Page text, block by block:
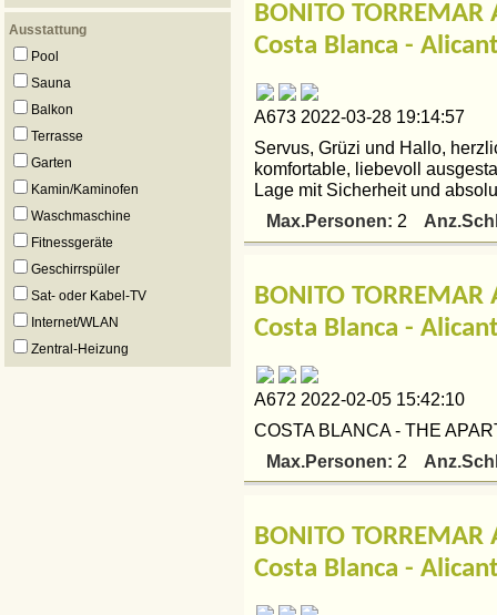
Ausstattung
Pool
Sauna
Balkon
Terrasse
Garten
Kamin/Kaminofen
Waschmaschine
Fitnessgeräte
Geschirrspüler
Sat- oder Kabel-TV
Internet/WLAN
Zentral-Heizung
BONITO
Costa Blanca -
A673 2022-03-28 19:14:57
Servus, Grüzi und Hallo,
komfortable, liebevoll
Lage mit Sicherheit und
Max.Personen: 2
BONITO
Costa Blanca -
A672 2022-02-05 15:42:10
COSTA BLANCA - THE
Max.Personen: 2
BONITO
Costa Blanca -